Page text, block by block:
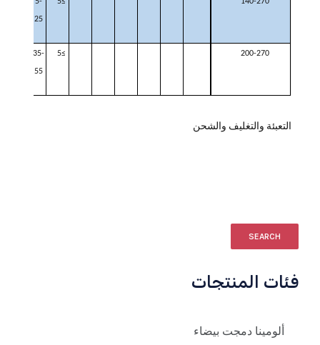
25
200-270
≥5
35-
55
التعبئة والتغليف والشحن
SEARCH
فئات المنتجات
ألومينا دمجت بيضاء